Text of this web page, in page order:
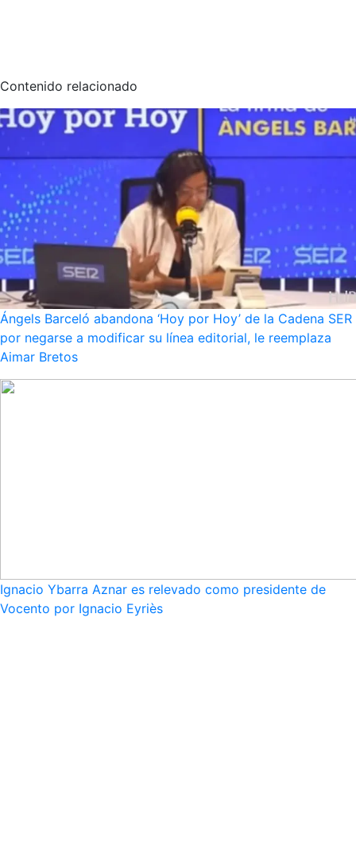
Contenido relacionado
Ángels Barceló abandona ‘Hoy por Hoy’ de la Cadena SER
por negarse a modificar su línea editorial, le reemplaza
Aimar Bretos
Ignacio Ybarra Aznar es relevado como presidente de
Vocento por Ignacio Eyriès